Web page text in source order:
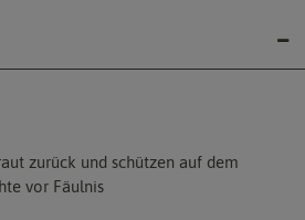
zurück und schützen auf dem
vor Fäulnis